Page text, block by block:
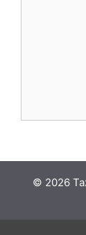
© 2026